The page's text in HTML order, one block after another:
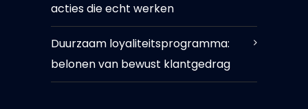
acties die echt werken
Duurzaam loyaliteitsprogramma:
belonen van bewust klantgedrag